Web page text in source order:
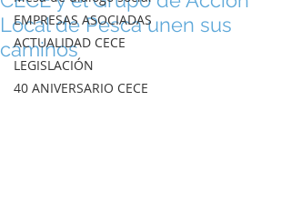
EMPRESAS ASOCIADAS
ACTUALIDAD CECE
LEGISLACIÓN
40 ANIVERSARIO CECE
Local de Pesca unen sus
caminos